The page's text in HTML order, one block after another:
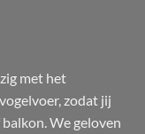
met het
zodat jij
We geloven